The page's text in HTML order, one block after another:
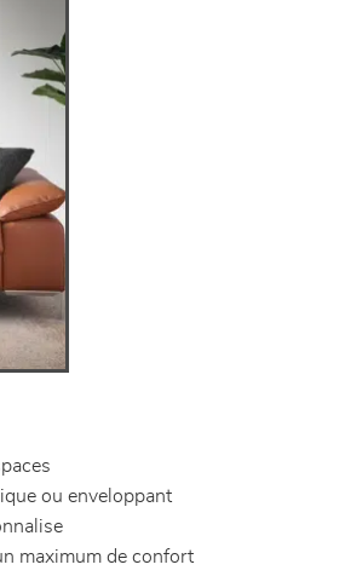
ou enveloppant
maximum de confort